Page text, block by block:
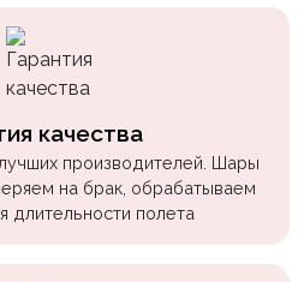
качества
производителей. Шары
на брак, обрабатываем
длительности полета